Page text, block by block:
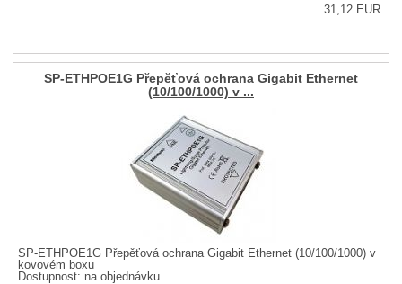
31,12 EUR
SP-ETHPOE1G Přepěťová ochrana Gigabit Ethernet
(10/100/1000) v ...
SP-ETHPOE1G Přepěťová ochrana Gigabit Ethernet (10/100/1000) v
kovovém boxu
Dostupnost: na objednávku